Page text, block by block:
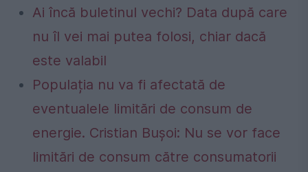
Ai încă buletinul vechi? Data după care
nu îl vei mai putea folosi, chiar dacă
este valabil
Populația nu va fi afectată de
eventualele limitări de consum de
energie. Cristian Bușoi: Nu se vor face
limitări de consum către consumatorii